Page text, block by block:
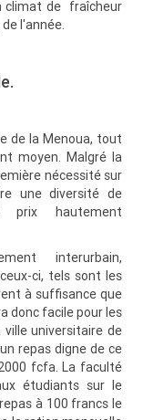
climat de fraîcheur
l'année.
de la Menoua, tout
moyen. Malgré la
nécessité sur
une diversité de
prix hautement
interurbain,
ci, tels sont les
à suffisance que
donc facile pour les
universitaire de
repas digne de ce
fcfa. La faculté
étudiants sur le
à 100 francs le